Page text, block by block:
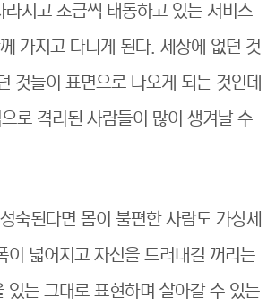
지고 조금씩 태동하고 있는 서비스
가지고 다니게 된다. 세상에 없던 것
것들이 표면으로 나오게 되는 것인데
로 격리된 사람들이 많이 생겨날 수
숙된다면 몸이 불편한 사람도 가상세
넓어지고 자신을 드러내길 꺼리는
는 그대로 표현하며 살아갈 수 있는